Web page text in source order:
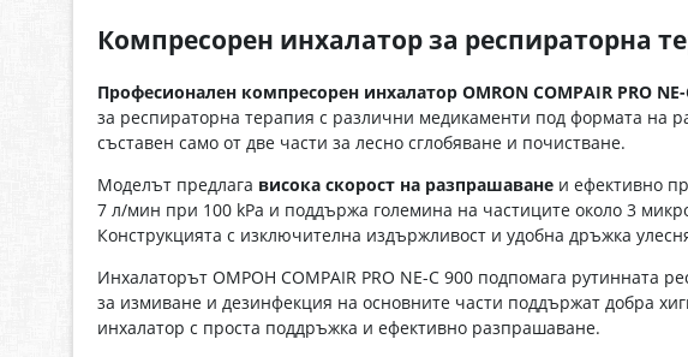
Компресорен инхалатор за респираторна
Професионален компресорен инхалатор OMRON COMPAIR PRO NE-
за респираторна терапия с различни медикаменти под формата на
съставен само от две части за лесно сглобяване и почистване.
Моделът предлага висока скорост на разпрашаване и ефективно
7 л/мин при 100 kРа и поддържа големина на частиците около 3
Конструкцията с изключителна издържливост и удобна дръжка
Инхалаторът ОМРОН COMPAIR PRO NE-C 900 подпомага рутинната
за измиване и дезинфекция на основните части поддържат добра
инхалатор с проста поддръжка и ефективно разпрашаване.